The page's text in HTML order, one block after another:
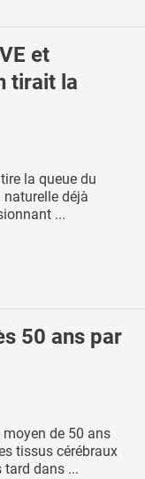
et
tirait la
la queue du
naturelle déjà
...
50 ans par
de 50 ans
tissus cérébraux
tard dans ...